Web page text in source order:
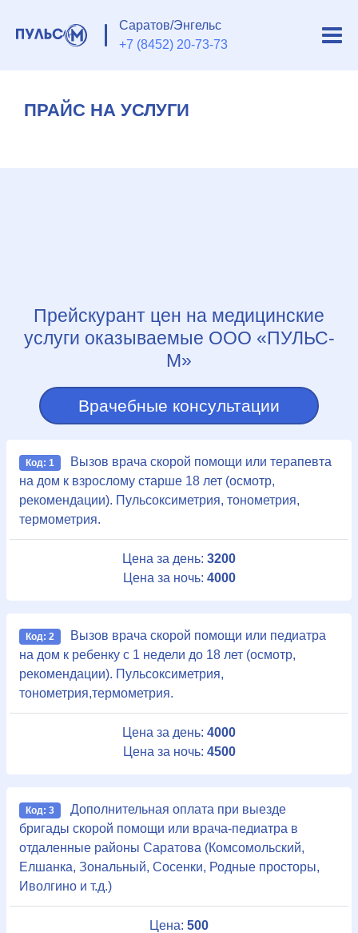
Саратов/Энгельс
+7 (8452) 20-73-73
ПРАЙС НА УСЛУГИ
Прейскурант цен на медицинские
услуги оказываемые ООО «ПУЛЬС-
М»
Врачебные консультации
Код: 1
Вызов врача скорой помощи или терапевта
на дом к взрослому старше 18 лет (осмотр,
рекомендации). Пульсоксиметрия, тонометрия,
термометрия.
Цена за день: 3200
Цена за ночь: 4000
Код: 2
Вызов врача скорой помощи или педиатра
на дом к ребенку с 1 недели до 18 лет (осмотр,
рекомендации). Пульсоксиметрия,
тонометрия,термометрия.
Цена за день: 4000
Цена за ночь: 4500
Код: 3
Дополнительная оплата при выезде
бригады скорой помощи или врача-педиатра в
отдаленные районы Саратова (Комсомольский,
Елшанка, Зональный, Сосенки, Родные просторы,
Иволгино и т.д.)
Цена: 500